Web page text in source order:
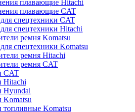
плавающие Hitachi
плавающие CAT
спецтехники CAT
спецтехники Hitachi
ремня Komatsu
спецтехники Komatsu
ремня Hitachi
ремня CAT
CAT
Hitachi
Hyundai
Komatsu
топливные Komatsu